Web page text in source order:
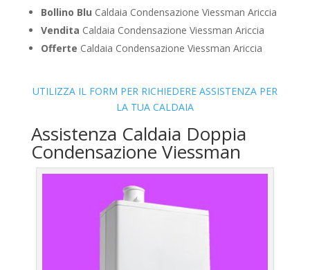
Bollino Blu Caldaia Condensazione Viessman Ariccia
Vendita Caldaia Condensazione Viessman Ariccia
Offerte Caldaia Condensazione Viessman Ariccia
UTILIZZA IL FORM PER RICHIEDERE ASSISTENZA PER
LA TUA CALDAIA
Assistenza Caldaia Doppia
Condensazione Viessman